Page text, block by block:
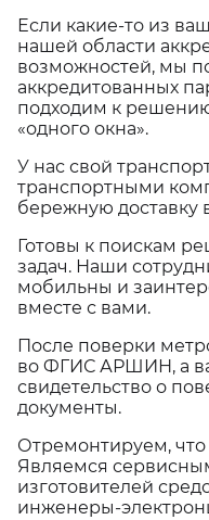
Если какие-то из
нашей области
возможностей, мы
аккредитованных
подходим к
«одного окна».
У нас свой
транспортными
бережную доставку
Готовы к поискам
задач. Наши
мобильны и
вместе с вами.
После поверки
во ФГИС АРШИН, а
свидетельство о
документы.
Отремонтируем,
Являемся
изготовителей
инженеры-